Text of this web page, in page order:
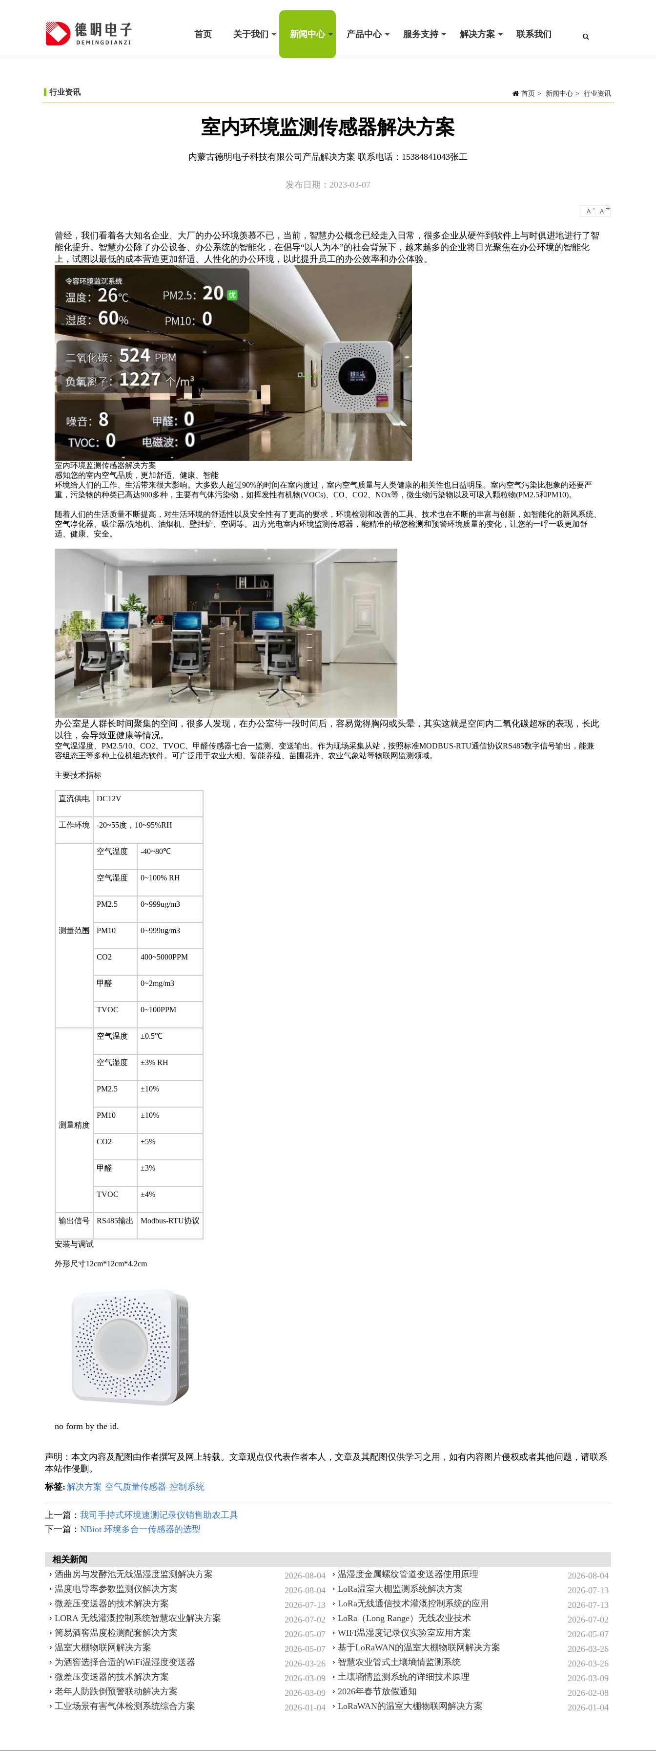
首页 关于我们 新闻中心 产品中心 服务支持 解决方案 联系我们
首页 > 新闻中心 > 行业资讯
行业资讯
室内环境监测传感器解决方案
内蒙古德明电子科技有限公司产品解决方案 联系电话：15384841043张工
发布日期：2023-03-07
A - A +
曾经，我们看着各大知名企业、大厂的办公环境羡慕不已，当前，智慧办公概念已经走入日常，很多企业从硬件到软件上与时俱进地进行了智
能化提升。智慧办公除了办公设备、办公系统的智能化，在倡导“以人为本”的社会背景下，越来越多的企业将目光聚焦在办公环境的智能化
上，试图以最低的成本营造更加舒适、人性化的办公环境，以此提升员工的办公效率和办公体验。
室内环境监测传感器解决方案
感知您的室内空气品质，更加舒适、健康、智能
环境给人们的工作、生活带来很大影响。大多数人超过90%的时间在室内度过，室内空气质量与人类健康的相关性也日益明显。室内空气污染比想象的还要严
重，污染物的种类已高达900多种，主要有气体污染物，如挥发性有机物(VOCs)、CO、CO2、NOx等，微生物污染物以及可吸入颗粒物(PM2.5和PM10)。
随着人们的生活质量不断提高，对生活环境的舒适性以及安全性有了更高的要求，环境检测和改善的工具、技术也在不断的丰富与创新，如智能化的新风系统、
空气净化器、吸尘器/洗地机、油烟机、壁挂炉、空调等。四方光电室内环境监测传感器，能精准的帮您检测和预警环境质量的变化，让您的一呼一吸更加舒
适、健康、安全。
办公室是人群长时间聚集的空间，很多人发现，在办公室待一段时间后，容易觉得胸闷或头晕，其实这就是空间内二氧化碳超标的表现，长此
以往，会导致亚健康等情况。
空气温湿度、PM2.5/10、CO2、TVOC、甲醛传感器七合一监测、变送输出。作为现场采集从站，按照标准MODBUS-RTU通信协议RS485数字信号输出，能兼
容组态王等多种上位机组态软件。可广泛用于农业大棚、智能养殖、苗圃花卉、农业气象站等物联网监测领域。
主要技术指标
直流供电 DC12V
工作环境 -20~55度，10~95%RH
测量范围
空气温度 -40~80℃
空气湿度 0~100% RH
PM2.5 0~999ug/m3
PM10 0~999ug/m3
CO2 400~5000PPM
甲醛 0~2mg/m3
TVOC 0~100PPM
测量精度
空气温度 ±0.5℃
空气湿度 ±3% RH
PM2.5 ±10%
PM10 ±10%
CO2 ±5%
甲醛 ±3%
TVOC ±4%
输出信号 RS485输出 Modbus-RTU协议
安装与调试
外形尺寸12cm*12cm*4.2cm
no form by the id.
声明：本文内容及配图由作者撰写及网上转载。文章观点仅代表作者本人，文章及其配图仅供学习之用，如有内容图片侵权或者其他问题，请联系
本站作侵删。
标签: 解决方案 空气质量传感器 控制系统
上一篇： 我司手持式环境速测记录仪销售助农工具
下一篇： NBiot 环境多合一传感器的选型
相关新闻
2026-08-04
酒曲房与发酵池无线温湿度监测解决方案 2026-08-04
温湿度金属螺纹管道变送器使用原理
2026-08-04
温度电导率参数监测仪解决方案 2026-07-13
LoRa温室大棚监测系统解决方案
2026-07-13
微差压变送器的技术解决方案 2026-07-13
LoRa无线通信技术灌溉控制系统的应用
2026-07-02
LORA 无线灌溉控制系统智慧农业解决方案 2026-07-02
LoRa（Long Range）无线农业技术
2026-05-07
简易酒窖温度检测配套解决方案 2026-05-07
WIFI温湿度记录仪实验室应用方案
2026-05-07
温室大棚物联网解决方案 2026-03-26
基于LoRaWAN的温室大棚物联网解决方案
2026-03-26
为酒窖选择合适的WiFi温湿度变送器 2026-03-26
智慧农业‌管式土壤墒情监测系统‌
2026-03-09
微差压变送器的技术解决方案 2026-03-09
土壤墒情监测系统的详细技术原理
2026-03-09
老年人防跌倒预警联动解决方案 2026-02-08
2026年春节放假通知
2026-01-04
工业场景有害气体检测系统综合方案 2026-01-04
LoRaWAN的温室大棚物联网解决方案